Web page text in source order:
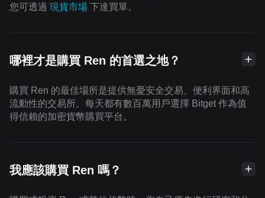
您可透過 現貨市場 下達買單。
哪裡才是購買 Ren 的首選之地？
購買 Ren 的最佳場所是提供無憂安全交易、便利界面和高
流動性的交易所。每天都有數百萬用戶選擇 Bitget 作為值
得信賴的加密貨幣購買平台。
我應該購買 Ren 嗎？